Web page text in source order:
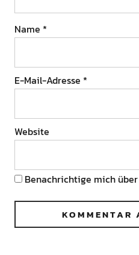
Name *
E-Mail-Adresse *
Website
Benachrichtige mich